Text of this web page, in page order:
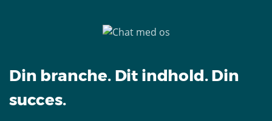
Din branche. Dit indhold. Din
succes.